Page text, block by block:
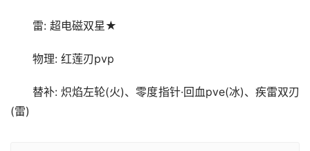
雷: 超电磁双星★
物理: 红莲刃pvp
替补: 炽焰左轮(火)、零度指针·回血pve(冰)、疾雷双刃
(雷)